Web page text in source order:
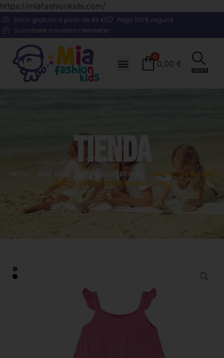
https://miafashionkids.com/
Envío gratuito a partir de 49 €
Pago 100% seguro
Suscríbete a nuestro newsletter
0
0,00 €
Buscar
Tienda
/ / VESTIDOS BEBÉ NIÑA
/ VESTIDO BEBE NIÑA
TRICOLOR EN TONOS ROSAS 25002